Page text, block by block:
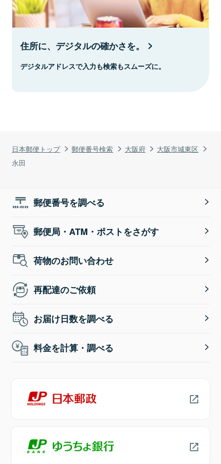
日本郵便トップ 郵便番号検索 大阪府
大阪市城東区
永田
住所に、デジタルの確かさを。
デジタルアドレスで入力も検索もスムーズに。
郵便番号を調べる
郵便局・ATM・ポストをさがす
荷物のお問い合わせ
再配達のご依頼
お届け日数を調べる
料金を計算・調べる